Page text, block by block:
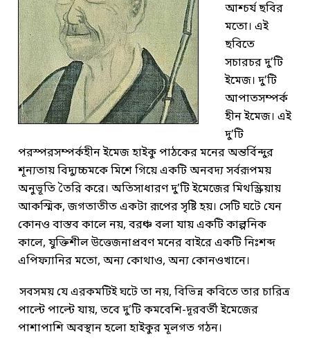
আশ্চর্য ছবির
মতো। এই
ছবিতে
সচারচর দু’টি
ইমেজ। দু’টি
আপাতসম্পর্ক
হীন ইমেজ। এই
দু’টি
পরস্পরসম্পর্কহীন ইমেজ হাইকু পাঠকের মনের অন্তর্বিন্দুর
শূন্যতায় বিদ্যুচ্চমকে মিশে গিয়ে একটি অনবদ্য সর্বরূপময়
অনুভূতি তৈরি করে। অতিসাধারণ দু’টি ইমেজের মিথস্ক্রিয়ায়
আকস্মিক, জগতাতীত একটা রূপের সৃষ্টি হয়। সেটি ঘটে যেন
কোনও বাস্তব কালে নয়, বরঞ্চ বলা যায় একটি কাল্পনিক
কালে, যুক্তিশীল উত্তেজনাপ্রবণ মনের বাইরে একটি নিঃশব্দ
এপিফ্যানির মতো, অন্য কোথাও, অন্য কোনওখানে।
সবসময় যে এরকমটিই ঘটে তা নয়, বিভিন্ন কবিতে তার চারিত্র
পাল্টে পাল্টে যায়, তবে দু’টি কমবেশি-দূরবর্তী ইমেজের
পাশাপাশি অবস্থান হলো হাইকুর মূলগত গঠন।